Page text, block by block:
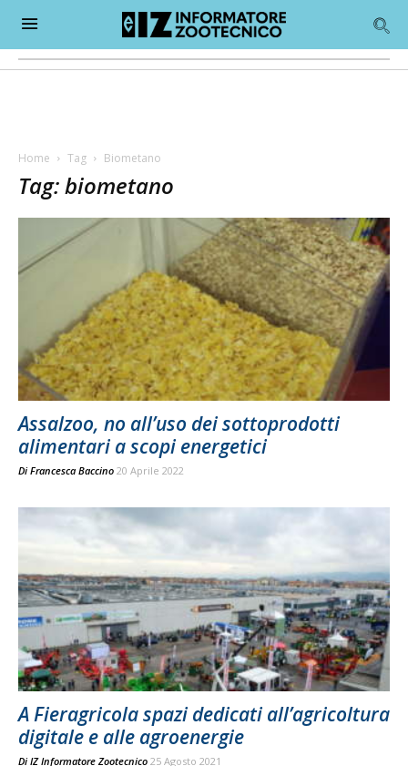
Home Tag Biometano
Tag: biometano
Assalzoo, no all’uso dei sottoprodotti
alimentari a scopi energetici
Di Francesca Baccino 20 Aprile 2022
A Fieragricola spazi dedicati all’agricoltura
digitale e alle agroenergie
Di IZ Informatore Zootecnico 25 Agosto 2021